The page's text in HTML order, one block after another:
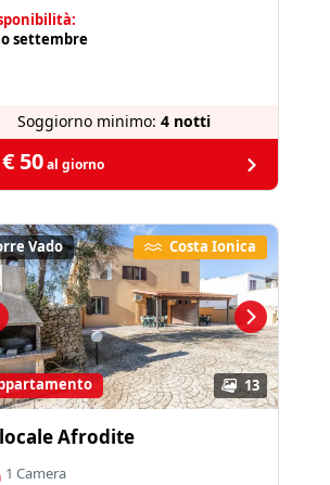
settembre
Soggiorno minimo: 4 notti
€ 50al giorno
13
Vado Costa Ionica
Afrodite
1 Camera